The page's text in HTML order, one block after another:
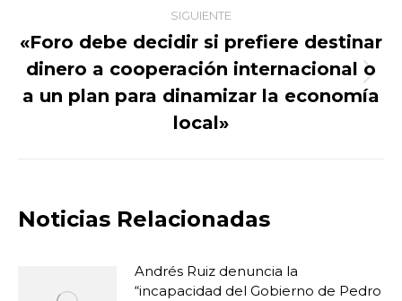
SIGUIENTE
Publicación
siguiente:
«Foro debe decidir si prefiere destinar
dinero a cooperación internacional o
a un plan para dinamizar la economía
local»
Noticias Relacionadas
Andrés Ruiz denuncia la
“incapacidad del Gobierno de Pedro